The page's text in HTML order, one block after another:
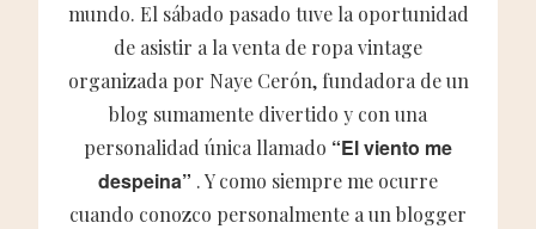
mundo. El sábado pasado tuve la oportunidad
de asistir a la venta de ropa vintage
organizada por Naye Cerón, fundadora de un
blog sumamente divertido y con una
personalidad única llamado “El viento me
despeina” . Y como siempre me ocurre
cuando conozco personalmente a un blogger